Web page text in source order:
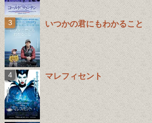
いつかの君にもわかること
マレフィセント